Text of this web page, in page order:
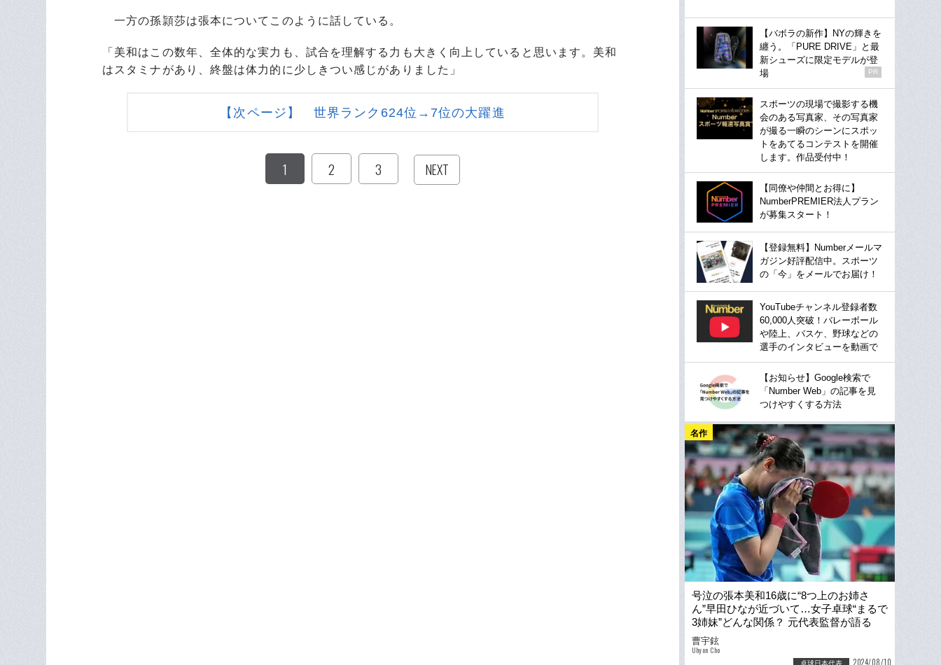
一方の孫頴莎は張本についてこのように話している。
「美和はこの数年、全体的な実力も、試合を理解する力も大きく向上していると思います。美和
はスタミナがあり、終盤は体力的に少しきつい感じがありました」
【次ページ】 世界ランク624位→7位の大躍進
1 2 3 NEXT
【バボラの新作】NYの輝きを
纏う。「PURE DRIVE」と最
新シューズに限定モデルが登
場
PR
スポーツの現場で撮影する機
会のある写真家、その写真家
が撮る一瞬のシーンにスポッ
トをあてるコンテストを開催
します。作品受付中！
【同僚や仲間とお得に】
NumberPREMIER法人プラン
が募集スタート！
【登録無料】Numberメールマ
ガジン好評配信中。スポーツ
の「今」をメールでお届け！
YouTubeチャンネル登録者数
60,000人突破！バレーボール
や陸上、バスケ、野球などの
選手のインタビューを動画で
【お知らせ】Google検索で
「Number Web」の記事を見
つけやすくする方法
名作
号泣の張本美和16歳に“8つ上のお姉さ
ん”早田ひなが近づいて…女子卓球“まるで
3姉妹”どんな関係？ 元代表監督が語る
「メダル確定」現地ウラ側
曹宇鉉
Uhyon Cho
卓球日本代表 2024/08/10